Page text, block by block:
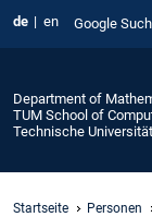
de en Google
Department of
TUM School of
Technische
Startseite Personen